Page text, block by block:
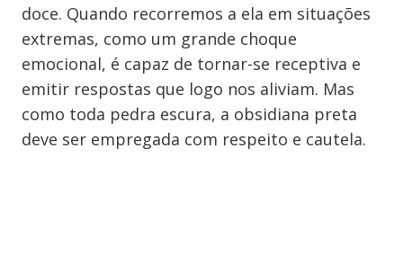
doce. Quando recorremos a ela em situações
extremas, como um grande choque
emocional, é capaz de tornar-se receptiva e
emitir respostas que logo nos aliviam. Mas
como toda pedra escura, a obsidiana preta
deve ser empregada com respeito e cautela.